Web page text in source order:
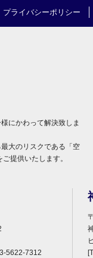
プライバシーポリシー
にかわって解決致しま
大のリスクである「空
提供いたします。
5622-7312